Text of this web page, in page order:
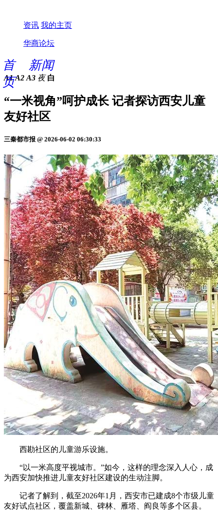
资讯 我的主页
华商论坛
首
页
新闻
A1 A2 A3 夜 白
“一米视角”呵护成长 记者探访西安儿童
友好社区
三秦都市报 @ 2026-06-02 06:30:33
西勘社区的儿童游乐设施。
“以一米高度平视城市。”如今，这样的理念深入人心，成
为西安加快推进儿童友好社区建设的生动注脚。
记者了解到，截至2026年1月，西安市已建成8个市级儿童
友好试点社区，覆盖新城、碑林、雁塔、阎良等多个区县。